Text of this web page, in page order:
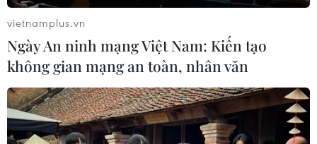
05/08/2026 22:58
Đề xuất trợ cấp một lần cho giáo viên
mầm non đã nghỉ công tác chưa
hưởng chế độ
05/08/2026 14:59
vietnamplus.vn
Ngày An ninh mạng Việt Nam: Kiến tạo
không gian mạng an toàn, nhân văn